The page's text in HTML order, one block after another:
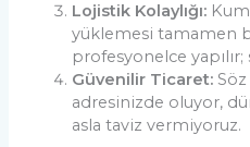
Lojistik Kolaylığı:
yüklemesi tamamen
profesyonelce
Güvenilir Ticaret:
adresinizde oluyor,
asla taviz vermiyoruz.